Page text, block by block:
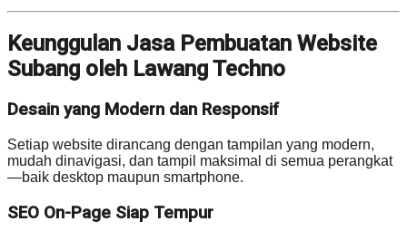
Keunggulan Jasa Pembuatan Website
Subang oleh Lawang Techno
Desain yang Modern dan Responsif
Setiap website dirancang dengan tampilan yang modern,
mudah dinavigasi, dan tampil maksimal di semua perangkat
—baik desktop maupun smartphone.
SEO On-Page Siap Tempur